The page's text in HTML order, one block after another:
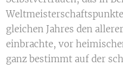
gleichen Jahres den
einbrachte, vor
ganz bestimmt auf der